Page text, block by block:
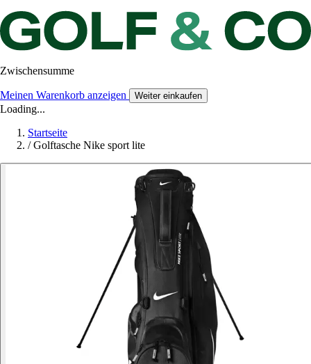
Zwischensumme
Meinen Warenkorb anzeigen Weiter einkaufen
Loading...
Startseite
/ Golftasche Nike sport lite